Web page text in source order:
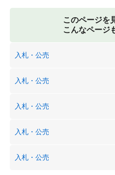
このページを
こんなページ
入札・公売
入札・公売
入札・公売
入札・公売
入札・公売